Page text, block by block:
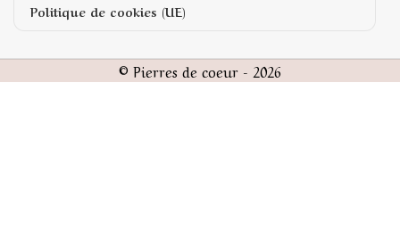
Politique de cookies (UE)
© Pierres de coeur - 2026